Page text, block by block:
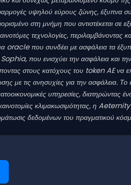
υψηλού εύρους ζώνης, έξυπνα
στη μνήμη που αντιστέκεται σε
τεχνολογίες, περιλαμβάνοντας
oracle που συνδέει με ασφάλεια τα
που ενισχύει την ασφάλεια και
στους κατόχους του token AE να
τις ανησυχίες για την ασφάλεια. Το
υπηρεσίες, διατηρώντας
κλιμακωσιμότητας, η Aeternity
δεδομένων του πραγματικού